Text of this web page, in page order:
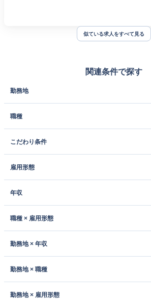
似ている求人をすべて見る
関連条件で探す
勤務地
職種
こだわり条件
雇用形態
年収
職種 × 雇用形態
勤務地 × 年収
勤務地 × 職種
勤務地 × 雇用形態